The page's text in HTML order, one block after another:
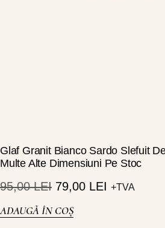
Glaf Granit Bianco Sardo Slefuit
Multe Alte Dimensiuni Pe Stoc
95,00LEI 79,00 LEI +TVA
ADAUGĂ ÎN COȘ